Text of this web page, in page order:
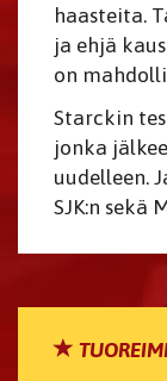
haasteita.
ja ehjä
on
Starckin
jonka
uudelleen.
SJK:n sekä